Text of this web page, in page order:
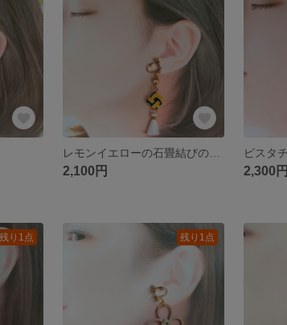
レモンイエローの石畳結びのピアス
2,100円 2,300円
残り1点 残り1点